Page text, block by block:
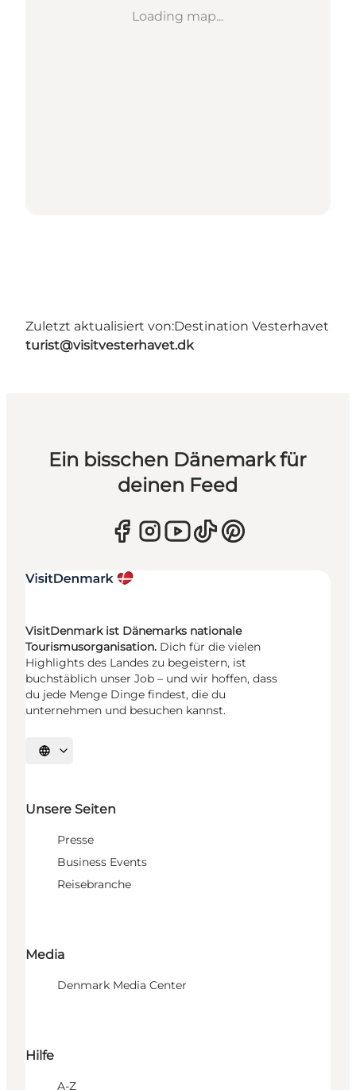
Loading map...
Zuletzt aktualisiert von:Destination Vesterhavet
turist@visitvesterhavet.dk
Ein bisschen Dänemark für
deinen Feed
VisitDenmark ist Dänemarks nationale
Tourismusorganisation. Dich für die vielen
Highlights des Landes zu begeistern, ist
buchstäblich unser Job – und wir hoffen, dass
du jede Menge Dinge findest, die du
unternehmen und besuchen kannst.
Sprache auswählen
Unsere Seiten
Presse
Business Events
Reisebranche
Media
Denmark Media Center
Hilfe
A-Z